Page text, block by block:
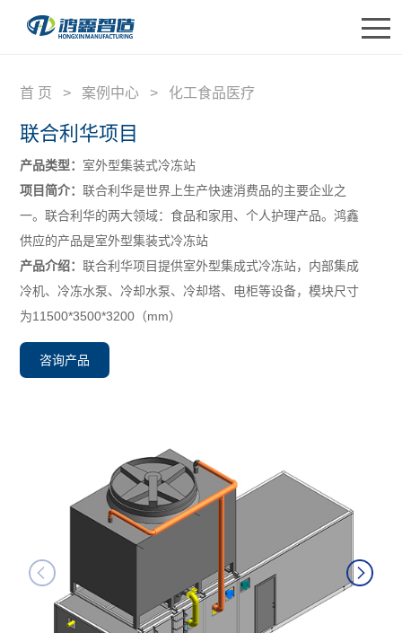
首页
产品中心
应用领域
研发创新
首 页 > 案例中心 > 化工食品医疗
联合利华项目
产品类型： 室外型集装式冷冻站
项目简介：联合利华是世界上生产快速消费品的主要企业之
一。联合利华的两大领域：食品和家用、个人护理产品。鸿鑫
供应的产品是室外型集装式冷冻站
产品介绍：联合利华项目提供室外型集成式冷冻站，内部集成
冷机、冷冻水泵、冷却水泵、冷却塔、电柜等设备，模块尺寸
为11500*3500*3200（mm）
咨询产品